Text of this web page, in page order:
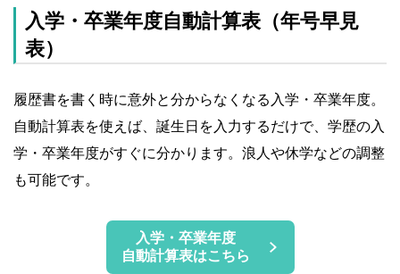
入学・卒業年度自動計算表（年号早見
表）
履歴書を書く時に意外と分からなくなる入学・卒業年度。
自動計算表を使えば、誕生日を入力するだけで、学歴の入
学・卒業年度がすぐに分かります。浪人や休学などの調整
も可能です。
入学・卒業年度
自動計算表はこちら